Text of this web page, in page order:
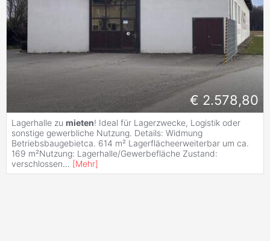
€ 2.578,80
Lagerhalle zu mieten! Ideal für Lagerzwecke, Logistik oder
sonstige gewerbliche Nutzung. Details: Widmung
Betriebsbaugebietca. 614 m² Lagerflächeerweiterbar um ca.
169 m²Nutzung: Lagerhalle/Gewerbefläche Zustand:
verschlossen... [Mehr]